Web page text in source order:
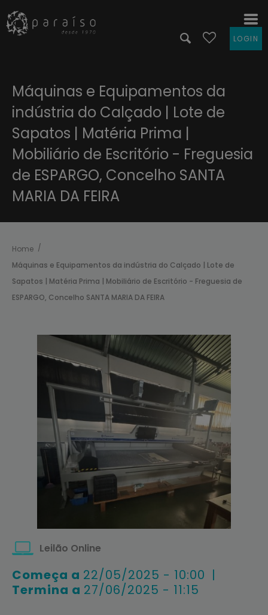
LOGIN
Máquinas e Equipamentos da
indústria do Calçado | Lote de
Sapatos | Matéria Prima |
Mobiliário de Escritório - Freguesia
de ESPARGO, Concelho SANTA
MARIA DA FEIRA
Home
Máquinas e Equipamentos da indústria do Calçado | Lote de
Sapatos | Matéria Prima | Mobiliário de Escritório - Freguesia de
ESPARGO, Concelho SANTA MARIA DA FEIRA
Leilão Online
Começa a 22/05/2025 - 10:00 |
Termina a 27/06/2025 - 11:15